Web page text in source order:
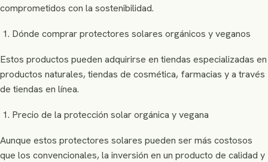
comprometidos con la sostenibilidad.
Dónde comprar protectores solares orgánicos y veganos
Estos productos pueden adquirirse en tiendas especializadas en
productos naturales, tiendas de cosmética, farmacias y a través
de tiendas en línea.
Precio de la protección solar orgánica y vegana
Aunque estos protectores solares pueden ser más costosos
que los convencionales, la inversión en un producto de calidad y